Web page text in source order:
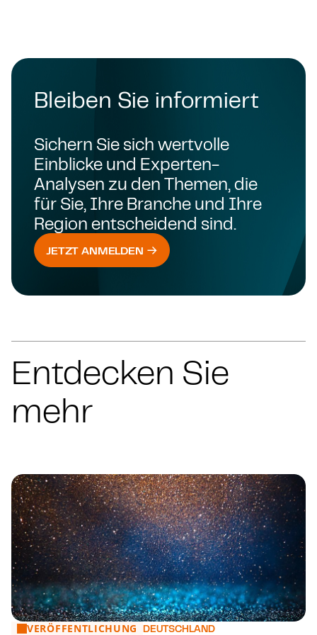
Bleiben Sie informiert
Sichern Sie sich wertvolle
Einblicke und Experten-
Analysen zu den Themen, die
für Sie, Ihre Branche und Ihre
Region entscheidend sind.
JETZT ANMELDEN
Entdecken Sie
mehr
2026 - Themen, die Sie bewegen werden
VERÖFFENTLICHUNG DEUTSCHLAND